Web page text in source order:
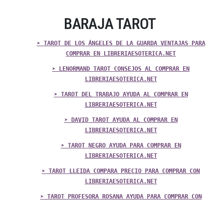
BARAJA TAROT
➤ TAROT DE LOS ÁNGELES DE LA GUARDA VENTAJAS PARA
COMPRAR EN LIBRERIAESOTERICA.NET
➤ LENORMAND TAROT CONSEJOS AL COMPRAR EN
LIBRERIAESOTERICA.NET
➤ TAROT DEL TRABAJO AYUDA AL COMPRAR EN
LIBRERIAESOTERICA.NET
➤ DAVID TAROT AYUDA AL COMPRAR EN
LIBRERIAESOTERICA.NET
➤ TAROT NEGRO AYUDA PARA COMPRAR EN
LIBRERIAESOTERICA.NET
➤ TAROT LLEIDA COMPARA PRECIO PARA COMPRAR CON
LIBRERIAESOTERICA.NET
➤ TAROT PROFESORA ROSANA AYUDA PARA COMPRAR CON